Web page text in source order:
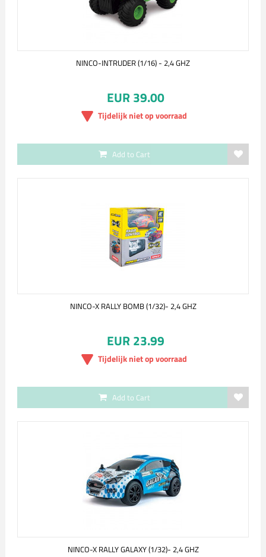
NINCO-INTRUDER (1/16) - 2,4 GHZ
EUR 39.00
Tijdelijk niet op voorraad
Add to Cart
NINCO-X RALLY BOMB (1/32)- 2,4 GHZ
EUR 23.99
Tijdelijk niet op voorraad
Add to Cart
NINCO-X RALLY GALAXY (1/32)- 2,4 GHZ